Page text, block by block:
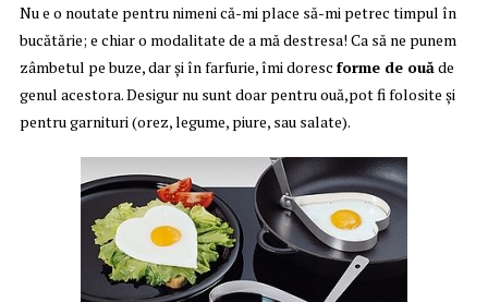
Nu e o noutate pentru nimeni că-mi place să-mi petrec timpul în
bucătărie; e chiar o modalitate de a mă destresa! Ca să ne punem
zâmbetul pe buze, dar şi în farfurie, îmi doresc forme de ouăde
genul acestora. Desigur nu sunt doar pentru ouă,pot fi folosite şi
pentru garnituri (orez, legume, piure, sau salate).